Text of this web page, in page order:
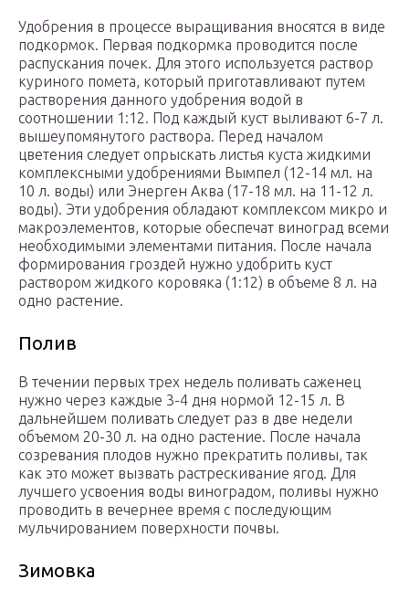
Удобрения в процессе выращивания вносятся в виде
подкормок. Первая подкормка проводится после
распускания почек. Для этого используется раствор
куриного помета, который приготавливают путем
растворения данного удобрения водой в
соотношении 1:12. Под каждый куст выливают 6-7 л.
вышеупомянутого раствора. Перед началом
цветения следует опрыскать листья куста жидкими
комплексными удобрениями Вымпел (12-14 мл. на
10 л. воды) или Энерген Аква (17-18 мл. на 11-12 л.
воды). Эти удобрения обладают комплексом микро и
макроэлементов, которые обеспечат виноград всеми
необходимыми элементами питания. После начала
формирования гроздей нужно удобрить куст
раствором жидкого коровяка (1:12) в объеме 8 л. на
одно растение.
Полив
В течении первых трех недель поливать саженец
нужно через каждые 3-4 дня нормой 12-15 л. В
дальнейшем поливать следует раз в две недели
объемом 20-30 л. на одно растение. После начала
созревания плодов нужно прекратить поливы, так
как это может вызвать растрескивание ягод. Для
лучшего усвоения воды виноградом, поливы нужно
проводить в вечернее время с последующим
мульчированием поверхности почвы.
Зимовка